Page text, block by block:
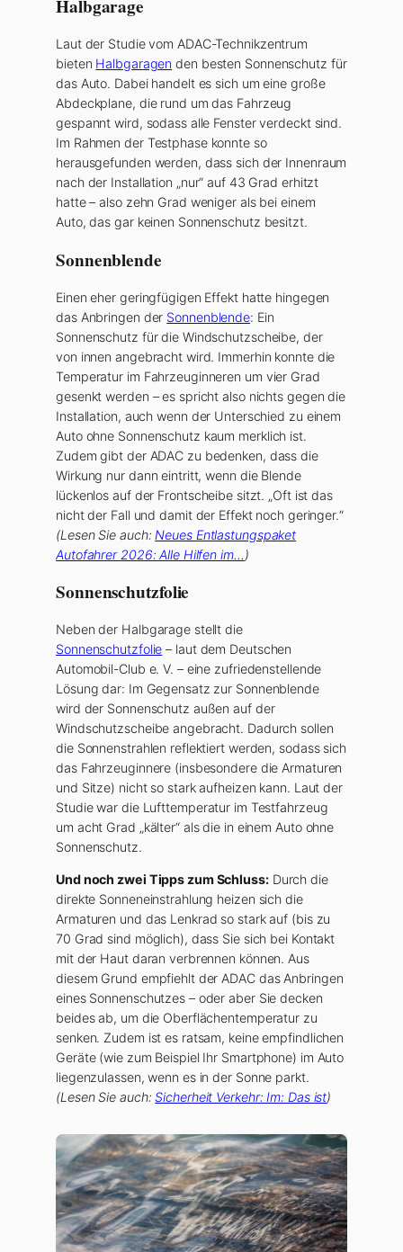
Halbgarage
Laut der Studie vom ADAC-Technikzentrum
bieten Halbgaragen den besten Sonnenschutz für
das Auto. Dabei handelt es sich um eine große
Abdeckplane, die rund um das Fahrzeug
gespannt wird, sodass alle Fenster verdeckt sind.
Im Rahmen der Testphase konnte so
herausgefunden werden, dass sich der Innenraum
nach der Installation „nur“ auf 43 Grad erhitzt
hatte – also zehn Grad weniger als bei einem
Auto, das gar keinen Sonnenschutz besitzt.
Sonnenblende
Einen eher geringfügigen Effekt hatte hingegen
das Anbringen der Sonnenblende: Ein
Sonnenschutz für die Windschutzscheibe, der
von innen angebracht wird. Immerhin konnte die
Temperatur im Fahrzeuginneren um vier Grad
gesenkt werden – es spricht also nichts gegen die
Installation, auch wenn der Unterschied zu einem
Auto ohne Sonnenschutz kaum merklich ist.
Zudem gibt der ADAC zu bedenken, dass die
Wirkung nur dann eintritt, wenn die Blende
lückenlos auf der Frontscheibe sitzt. „Oft ist das
nicht der Fall und damit der Effekt noch geringer.“
(Lesen Sie auch: Neues Entlastungspaket
Autofahrer 2026: Alle Hilfen im…)
Sonnenschutzfolie
Neben der Halbgarage stellt die
Sonnenschutzfolie – laut dem Deutschen
Automobil-Club e. V. – eine zufriedenstellende
Lösung dar: Im Gegensatz zur Sonnenblende
wird der Sonnenschutz außen auf der
Windschutzscheibe angebracht. Dadurch sollen
die Sonnenstrahlen reflektiert werden, sodass sich
das Fahrzeuginnere (insbesondere die Armaturen
und Sitze) nicht so stark aufheizen kann. Laut der
Studie war die Lufttemperatur im Testfahrzeug
um acht Grad „kälter“ als die in einem Auto ohne
Sonnenschutz.
Und noch zwei Tipps zum Schluss:Durch die
direkte Sonneneinstrahlung heizen sich die
Armaturen und das Lenkrad so stark auf (bis zu
70 Grad sind möglich), dass Sie sich bei Kontakt
mit der Haut daran verbrennen können. Aus
diesem Grund empfiehlt der ADAC das Anbringen
eines Sonnenschutzes – oder aber Sie decken
beides ab, um die Oberflächentemperatur zu
senken. Zudem ist es ratsam, keine empfindlichen
Geräte (wie zum Beispiel Ihr Smartphone) im Auto
liegenzulassen, wenn es in der Sonne parkt.
(Lesen Sie auch:Sicherheit Verkehr: Im: Das ist)